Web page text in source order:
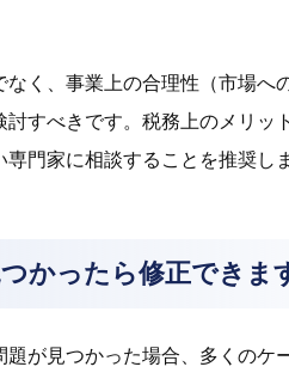
く、事業上の合理性（市場
討すべきです。税務上のメリ
門家に相談することを推奨しま
かったら修正できま
が見つかった場合、多くのケ